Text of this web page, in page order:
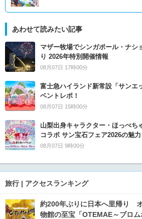
あわせて読みたい記事
マザー牧場でシンガポール・ナシ
り 2026年特別開催情報
08月07日 17時00分
富士急ハイランド新常設「サンエ
ベントレポ！
08月07日 15時00分
山梨出身キャラクター・ほっぺち
コラボ サン宝石フェア2026の魅
08月07日 9時00分
旅行 | アクセスランキング
約200年ぶりに日本へ里帰り
物館の至宝「OTEMAE～ブロ